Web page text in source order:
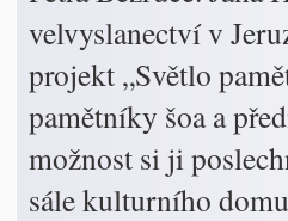
velvyslanectví v
projekt „Světlo
pamětníky šoa a
možnost si ji
sále kulturního